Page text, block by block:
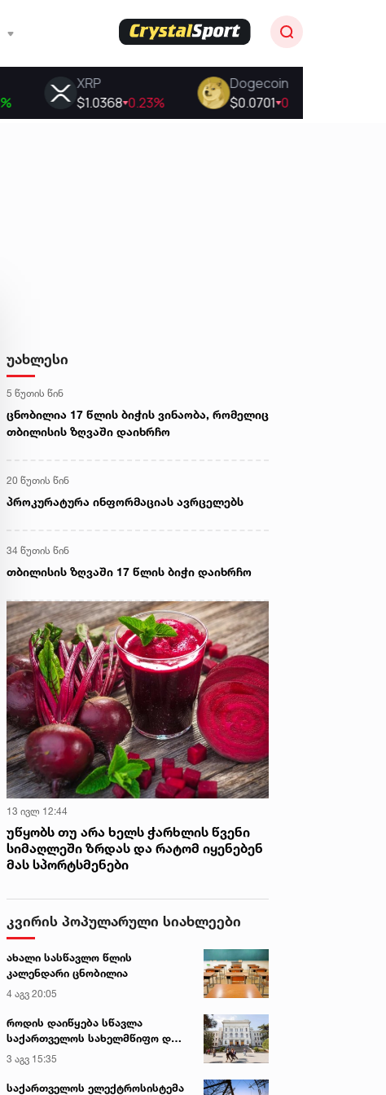
უახლესი
5 წუთის წინ
ცნობილია 17 წლის ბიჭის ვინაობა, რომელიც
თბილისის ზღვაში დაიხრჩო
20 წუთის წინ
პროკურატურა ინფორმაციას ავრცელებს
34 წუთის წინ
თბილისის ზღვაში 17 წლის ბიჭი დაიხრჩო
13 ივლ 12:44
უწყობს თუ არა ხელს ჭარხლის წვენი
სიმაღლეში ზრდას და რატომ იყენებენ
მას სპორტსმენები
კვირის პოპულარული სიახლეები
ახალი სასწავლო წლის
კალენდარი ცნობილია
4 აგვ 20:05
როდის დაიწყება სწავლა
საქართველოს სახელმწიფო და
კერძო უნივერსიტეტებში
3 აგვ 15:35
საქართველოს ელექტროსისტემა